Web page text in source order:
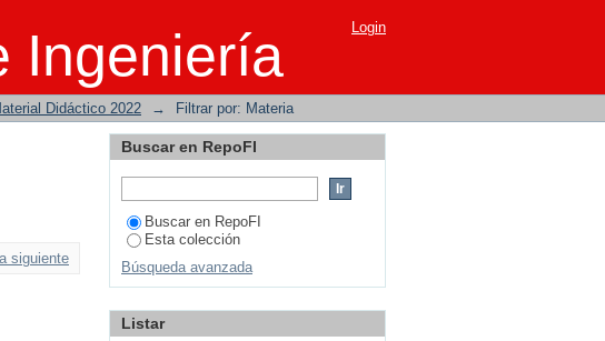
Ingeniería Login
Didáctico 2022 → Filtrar por: Materia
siguiente
Buscar en RepoFI
Buscar en RepoFI
Esta colección
Búsqueda avanzada
Listar